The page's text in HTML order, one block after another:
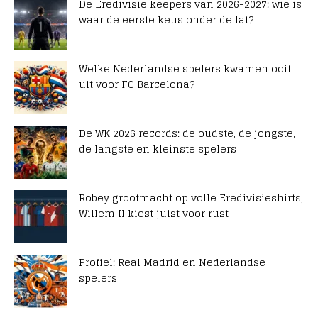
De Eredivisie keepers van 2026-2027: wie is
waar de eerste keus onder de lat?
Welke Nederlandse spelers kwamen ooit
uit voor FC Barcelona?
De WK 2026 records: de oudste, de jongste,
de langste en kleinste spelers
Robey grootmacht op volle Eredivisieshirts,
Willem II kiest juist voor rust
Profiel: Real Madrid en Nederlandse
spelers